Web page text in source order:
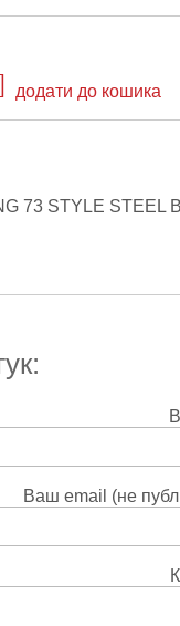
додати до кошика
73 STYLE STEEL
Ваш email (не